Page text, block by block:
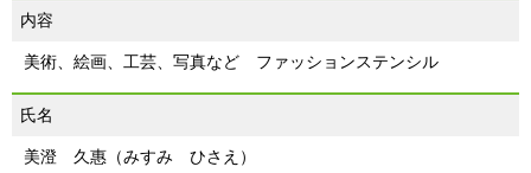
内容
美術、絵画、工芸、写真など ファッションステンシル
氏名
美澄 久惠（みすみ ひさえ）